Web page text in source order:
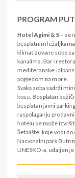
PROGRAM
Hotel Agimi & S – se
besplatnim
klimatizovane sobe
kanalima. Bar i
mediteranske i
pogledom na more.
Svaka soba sadrži
kosu. Besplatan
besplatan javni
raspolaganju
hotelu se može
Šetalište, koje vodi
Nacionalni park
UNESKO-a, udaljen
SMENE